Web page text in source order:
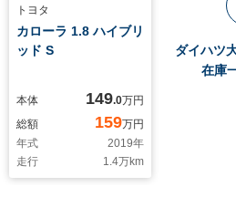
トヨタ
カローラ 1.8 ハイブリ
ッド S
本体 149.0万円
総額
159万円
年式
2019年
走行
1.4万km
ダイハツ
在庫